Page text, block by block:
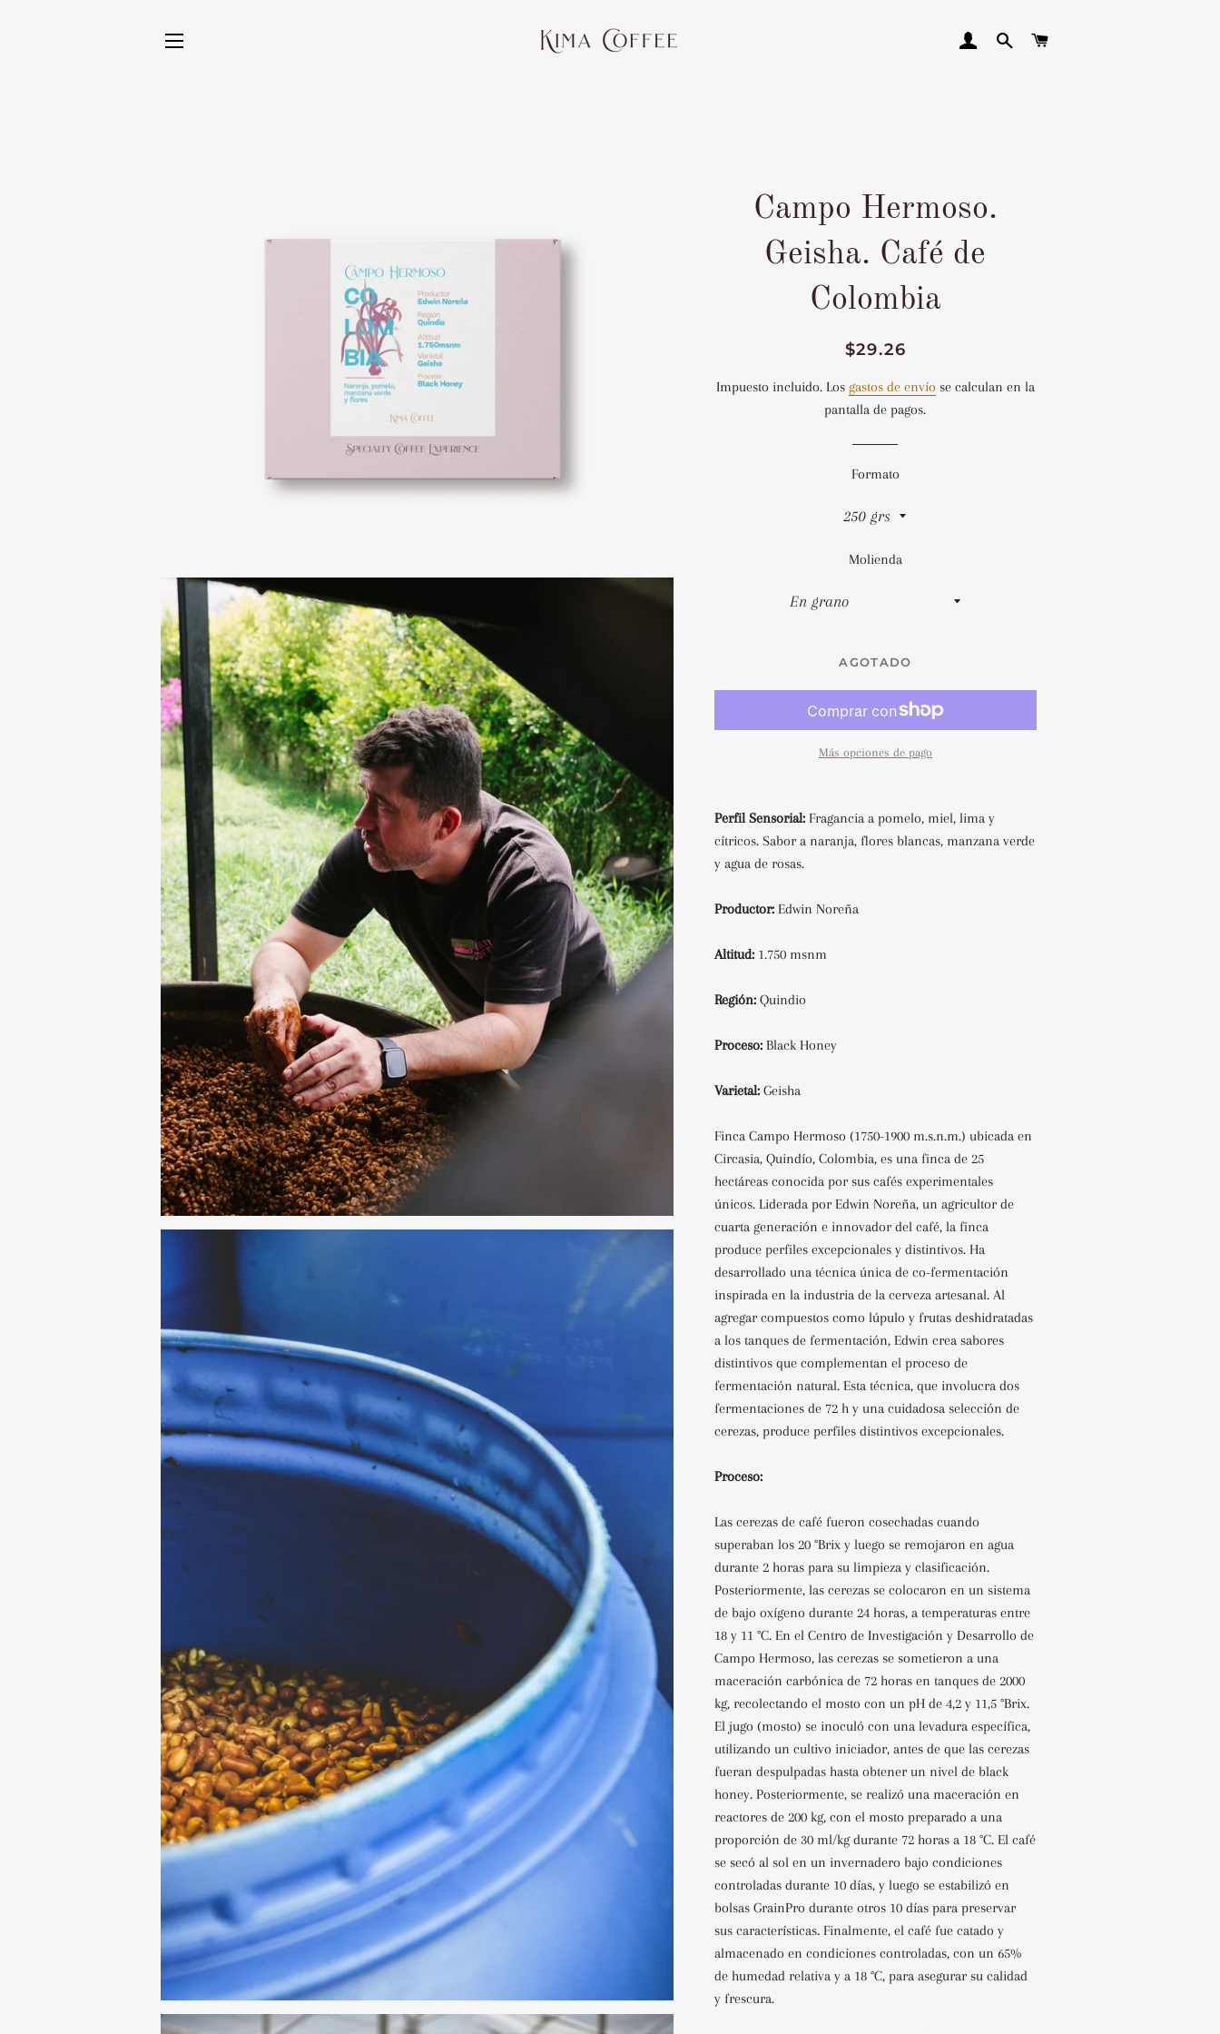
INGRESAR
BUSCAR
Campo Hermoso.
Geisha. Café de
Colombia
Precio
Precio
venta
$29.26
Impuesto incluido. Los gastos de envío se calculan en la
pantalla de pagos.
Formato
Molienda
AGOTADO
Más opciones de pago
Perfil Sensorial: Fragancia a pomelo, miel, lima y
cítricos. Sabor a naranja, flores blancas, manzana verde
y agua de rosas.
Productor: Edwin Noreña
Altitud: 1.750 msnm
Región: Quindio
Proceso: Black Honey
Varietal: Geisha
Finca Campo Hermoso (1750-1900 m.s.n.m.) ubicada en
Circasia, Quindío, Colombia, es una finca de 25
hectáreas conocida por sus cafés experimentales
únicos. Liderada por Edwin Noreña, un agricultor de
cuarta generación e innovador del café, la finca
produce perfiles excepcionales y distintivos. Ha
desarrollado una técnica única de co-fermentación
inspirada en la industria de la cerveza artesanal. Al
agregar compuestos como lúpulo y frutas deshidratadas
a los tanques de fermentación, Edwin crea sabores
distintivos que complementan el proceso de
fermentación natural. Esta técnica, que involucra dos
fermentaciones de 72 h y una cuidadosa selección de
cerezas, produce perfiles distintivos excepcionales.
Proceso:
Las cerezas de café fueron cosechadas cuando
superaban los 20 °Brix y luego se remojaron en agua
durante 2 horas para su limpieza y clasificación.
Posteriormente, las cerezas se colocaron en un sistema
de bajo oxígeno durante 24 horas, a temperaturas entre
18 y 11 °C. En el Centro de Investigación y Desarrollo de
Campo Hermoso, las cerezas se sometieron a una
maceración carbónica de 72 horas en tanques de 2000
kg, recolectando el mosto con un pH de 4,2 y 11,5 °Brix.
El jugo (mosto) se inoculó con una levadura específica,
utilizando un cultivo iniciador, antes de que las cerezas
fueran despulpadas hasta obtener un nivel de black
honey. Posteriormente, se realizó una maceración en
reactores de 200 kg, con el mosto preparado a una
proporción de 30 ml/kg durante 72 horas a 18 °C. El café
se secó al sol en un invernadero bajo condiciones
controladas durante 10 días, y luego se estabilizó en
bolsas GrainPro durante otros 10 días para preservar
sus características. Finalmente, el café fue catado y
almacenado en condiciones controladas, con un 65%
de humedad relativa y a 18 °C, para asegurar su calidad
y frescura.